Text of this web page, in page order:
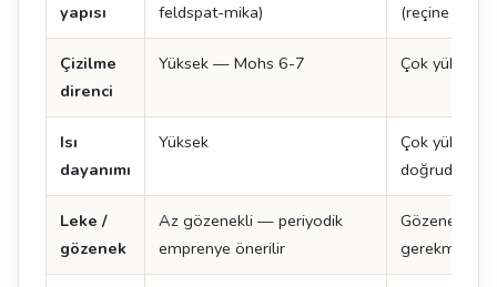
yapısı
feldspat-mika)
(reçine
Çizilme
direnci
Yüksek — Mohs 6-7 Çok yüksek
Isı
dayanımı
Yüksek
Çok yüksek
doğrudan
Leke /
gözenek
Az gözenekli — periyodik
emprenye önerilir
Gözeneksiz,
gerekmez